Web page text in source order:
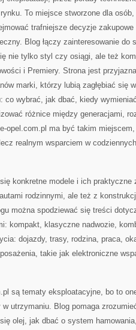
To miejsce stworzone dla
trafniejsze decyzje
Blog łączy zainteresowanie do
nie tylko styl czy osiągi, ale też
i Premiery. Strona jest
marki, którzy lubią zagłębiać się
co wybrać, jak dbać, kiedy
różnice między generacjami,
opel.com.pl ma być takim
realnym wsparciem w
konkretne modele i ich praktyczne
rodzinnymi, ale też z
można spodziewać się treści
kompakt, klasyczne nadwozie,
dojazdy, trasy, rodzina, praca,
takie jak elektroniczne
są tematy eksploatacyjne, bo to
utrzymaniu. Blog pomaga
olej, jak dbać o system